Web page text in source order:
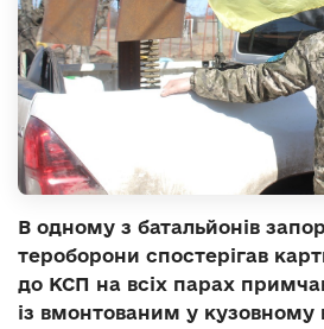
В одному з батальйонів
тероборони спостерігав
до КСП на всіх парах
із вмонтованим у кузовному